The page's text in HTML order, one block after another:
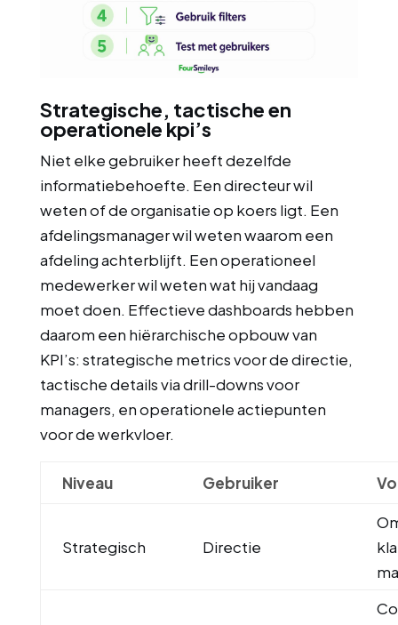
Strategische, tactische en
operationele kpi’s
Niet elke gebruiker heeft dezelfde
informatiebehoefte. Een directeur wil
weten of de organisatie op koers ligt. Een
afdelingsmanager wil weten waarom een
afdeling achterblijft. Een operationeel
medewerker wil weten wat hij vandaag
moet doen. Effectieve dashboards hebben
daarom een hiërarchische opbouw van
KPI’s: strategische metrics voor de directie,
tactische details via drill-downs voor
managers, en operationele actiepunten
voor de werkvloer.
Niveau Gebruiker
Strategisch Directie